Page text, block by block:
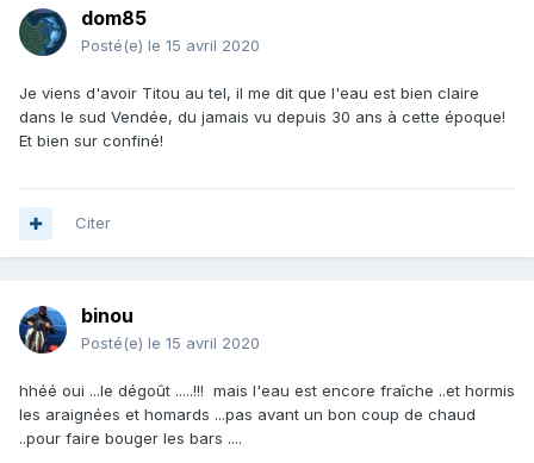
dom85
Posté(e) le 15 avril 2020
Je viens d'avoir Titou au tel, il me dit que l'eau est bien claire
dans le sud Vendée, du jamais vu depuis 30 ans à cette époque!
Et bien sur confiné!
Citer
binou
Posté(e) le 15 avril 2020
hhéé oui ...le dégoût .....!!! mais l'eau est encore fraîche ..et hormis
les araignées et homards ...pas avant un bon coup de chaud
..pour faire bouger les bars ....